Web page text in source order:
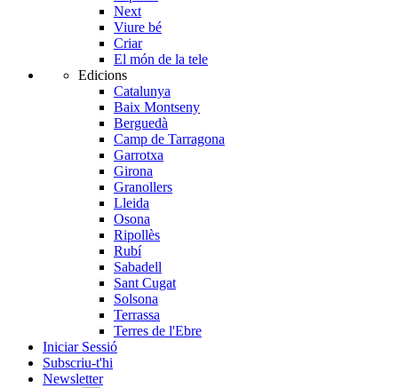
Next
Viure bé
Criar
El món de la tele
Edicions
Catalunya
Baix Montseny
Berguedà
Camp de Tarragona
Garrotxa
Girona
Granollers
Lleida
Osona
Ripollès
Rubí
Sabadell
Sant Cugat
Solsona
Terrassa
Terres de l'Ebre
Iniciar Sessió
Subscriu-t'hi
Newsletter